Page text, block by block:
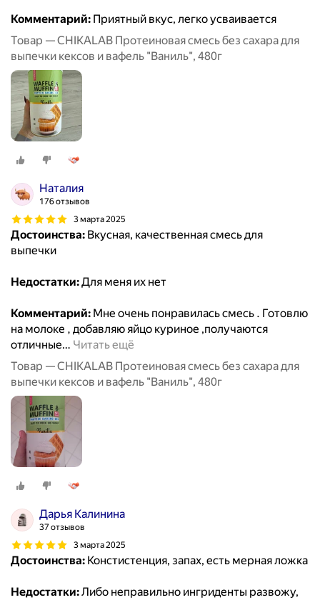
Комментарий: Приятный вкус, легко усваивается
Товар — CHIKALAB Протеиновая смесь без сахара для
выпечки кексов и вафель "Ваниль", 480г
Наталия
176 отзывов
3 марта 2025
Достоинства: Вкусная, качественная смесь для
выпечки
Недостатки:Для меня их нет
Комментарий: Мне очень понравилась смесь . Готовлю
на молоке , добавляю яйцо куриное ,получаются
отличные… Читать ещё
Товар — CHIKALAB Протеиновая смесь без сахара для
выпечки кексов и вафель "Ваниль", 480г
Дарья Калинина
37 отзывов
3 марта 2025
Достоинства: Констистенция, запах, есть мерная ложка
Недостатки:Либо неправильно ингриденты развожу,